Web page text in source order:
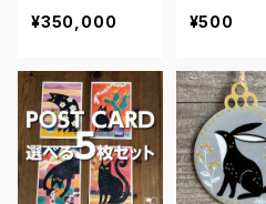
¥350,000
ポストカー
¥500